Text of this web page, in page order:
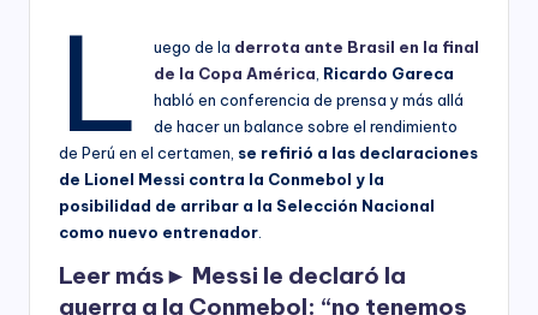
L uego de la derrota ante Brasil en la final
de la Copa América Ricardo Gareca
habló en conferencia de prensa y más allá
de hacer un balance sobre el rendimiento
de Perú en el certamen, se refirió a las declaraciones
de Lionel Messi contra la Conmebol y la
posibilidad de arribar a la Selección Nacional
como nuevo entrenador
Leer más► Messi le declaró la
guerra a la Conmebol: “no tenemos